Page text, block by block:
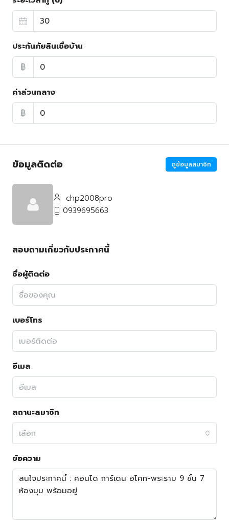
ประกันภัยสินเชื่อบ้าน
฿
ค่าส่วนกลาง
฿
ข้อมูลติดต่อ ดูข้อมูลสมาชิก
chp2008pro
0939695663
สอบถามเกี่ยวกับประกาศนี้
ชื่อผู้ติดต่อ
เบอร์โทร
อีเมล
สถานะสมาชิก
เลือก
ข้อความ